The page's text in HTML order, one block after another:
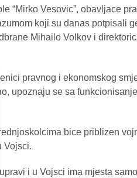
“Mirko Vesovic”, obavljace
koji su danas potpisali
Mihailo Volkov i
pravnog i ekonomskog
upoznaju se sa
bice priblizen
Vojsci.
i u Vojsci ima mjesta